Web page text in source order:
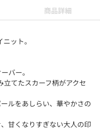
商品詳細
ット。
バー。
てたスカーフ柄がアクセ
ルをあしらい、華やかさの
甘くなりすぎない大人の印